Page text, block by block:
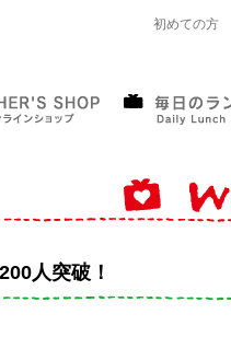
初めての方
人突破！